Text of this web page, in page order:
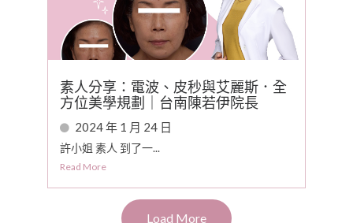
素人分享：電波、皮秒與艾麗斯．全
方位美學規劃｜台南陳若伊院長
2024 年 1 月 24 日
許小姐 素人 到了一...
Read More
Load More